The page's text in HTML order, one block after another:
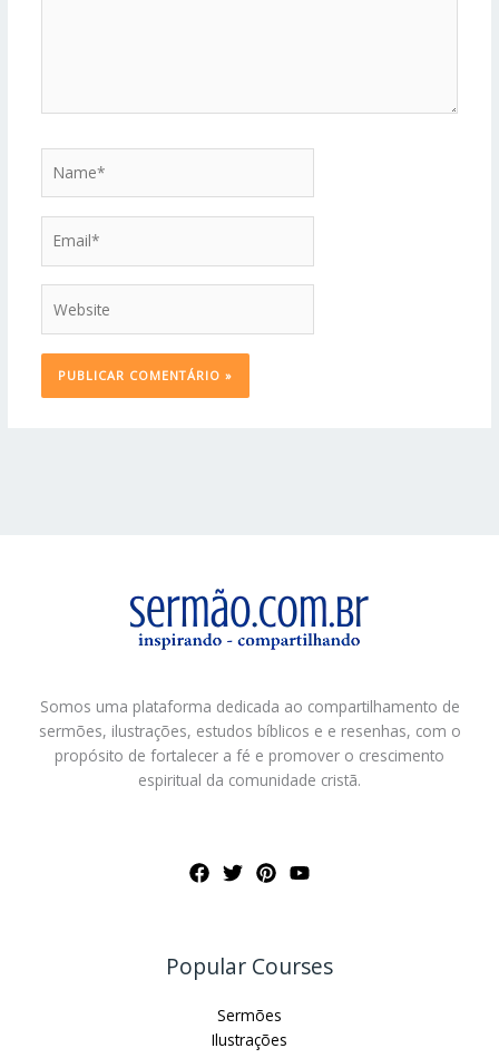
Somos uma plataforma dedicada ao compartilhamento de
sermões, ilustrações, estudos bíblicos e e resenhas, com o
propósito de fortalecer a fé e promover o crescimento
espiritual da comunidade cristã.
Popular Courses
Sermões
Ilustrações